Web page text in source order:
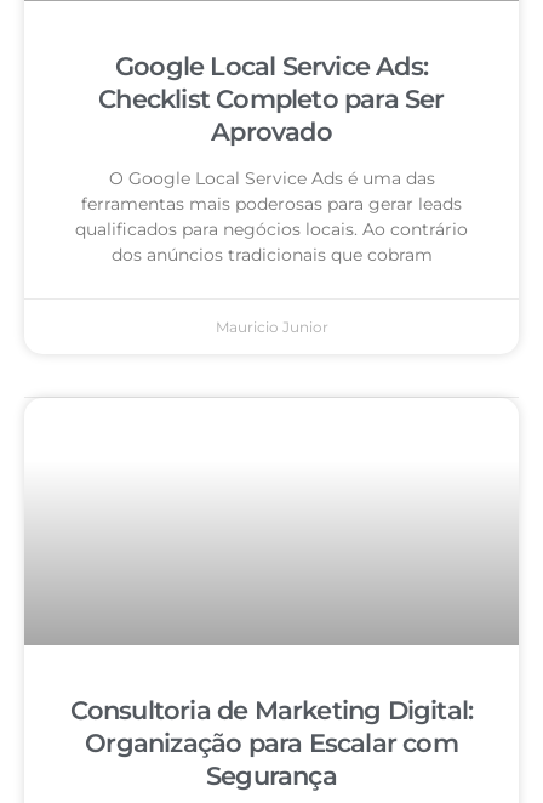
Google Local Service Ads:
Checklist Completo para Ser
Aprovado
O Google Local Service Ads é uma das
ferramentas mais poderosas para gerar leads
qualificados para negócios locais. Ao contrário
dos anúncios tradicionais que cobram
Mauricio Junior
Consultoria de Marketing Digital:
Organização para Escalar com
Segurança